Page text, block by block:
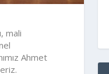
mali
Ahmet